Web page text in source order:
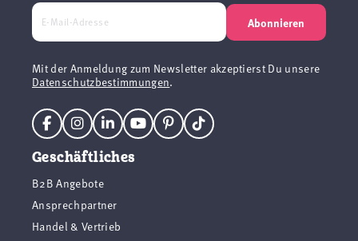
Abonnieren
Mit der Anmeldung zum Newsletter akzeptierst Du unsere
Datenschutzbestimmungen.
Geschäftliches
B2B Angebote
Ansprechpartner
Handel & Vertrieb